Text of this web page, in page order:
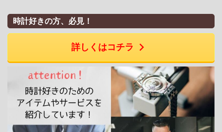
時計好きの方、必見！
詳しくはコチラ